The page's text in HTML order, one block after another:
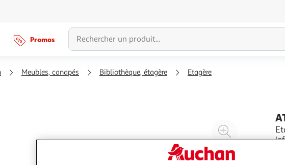
Promos
Meubles, canapés Bibliothèque, étagère Etagère
Agrandir
à
Réduire